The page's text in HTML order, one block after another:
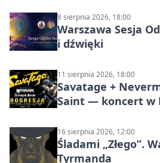
8 sierpnia 2026, 18:00
Warszawa Sesja
i dźwięki
11 sierpnia 2026, 18:00
Savatage +
Saint — koncert w
16 sierpnia 2026, 12:00
Śladami „Złego”.
Tyrmanda